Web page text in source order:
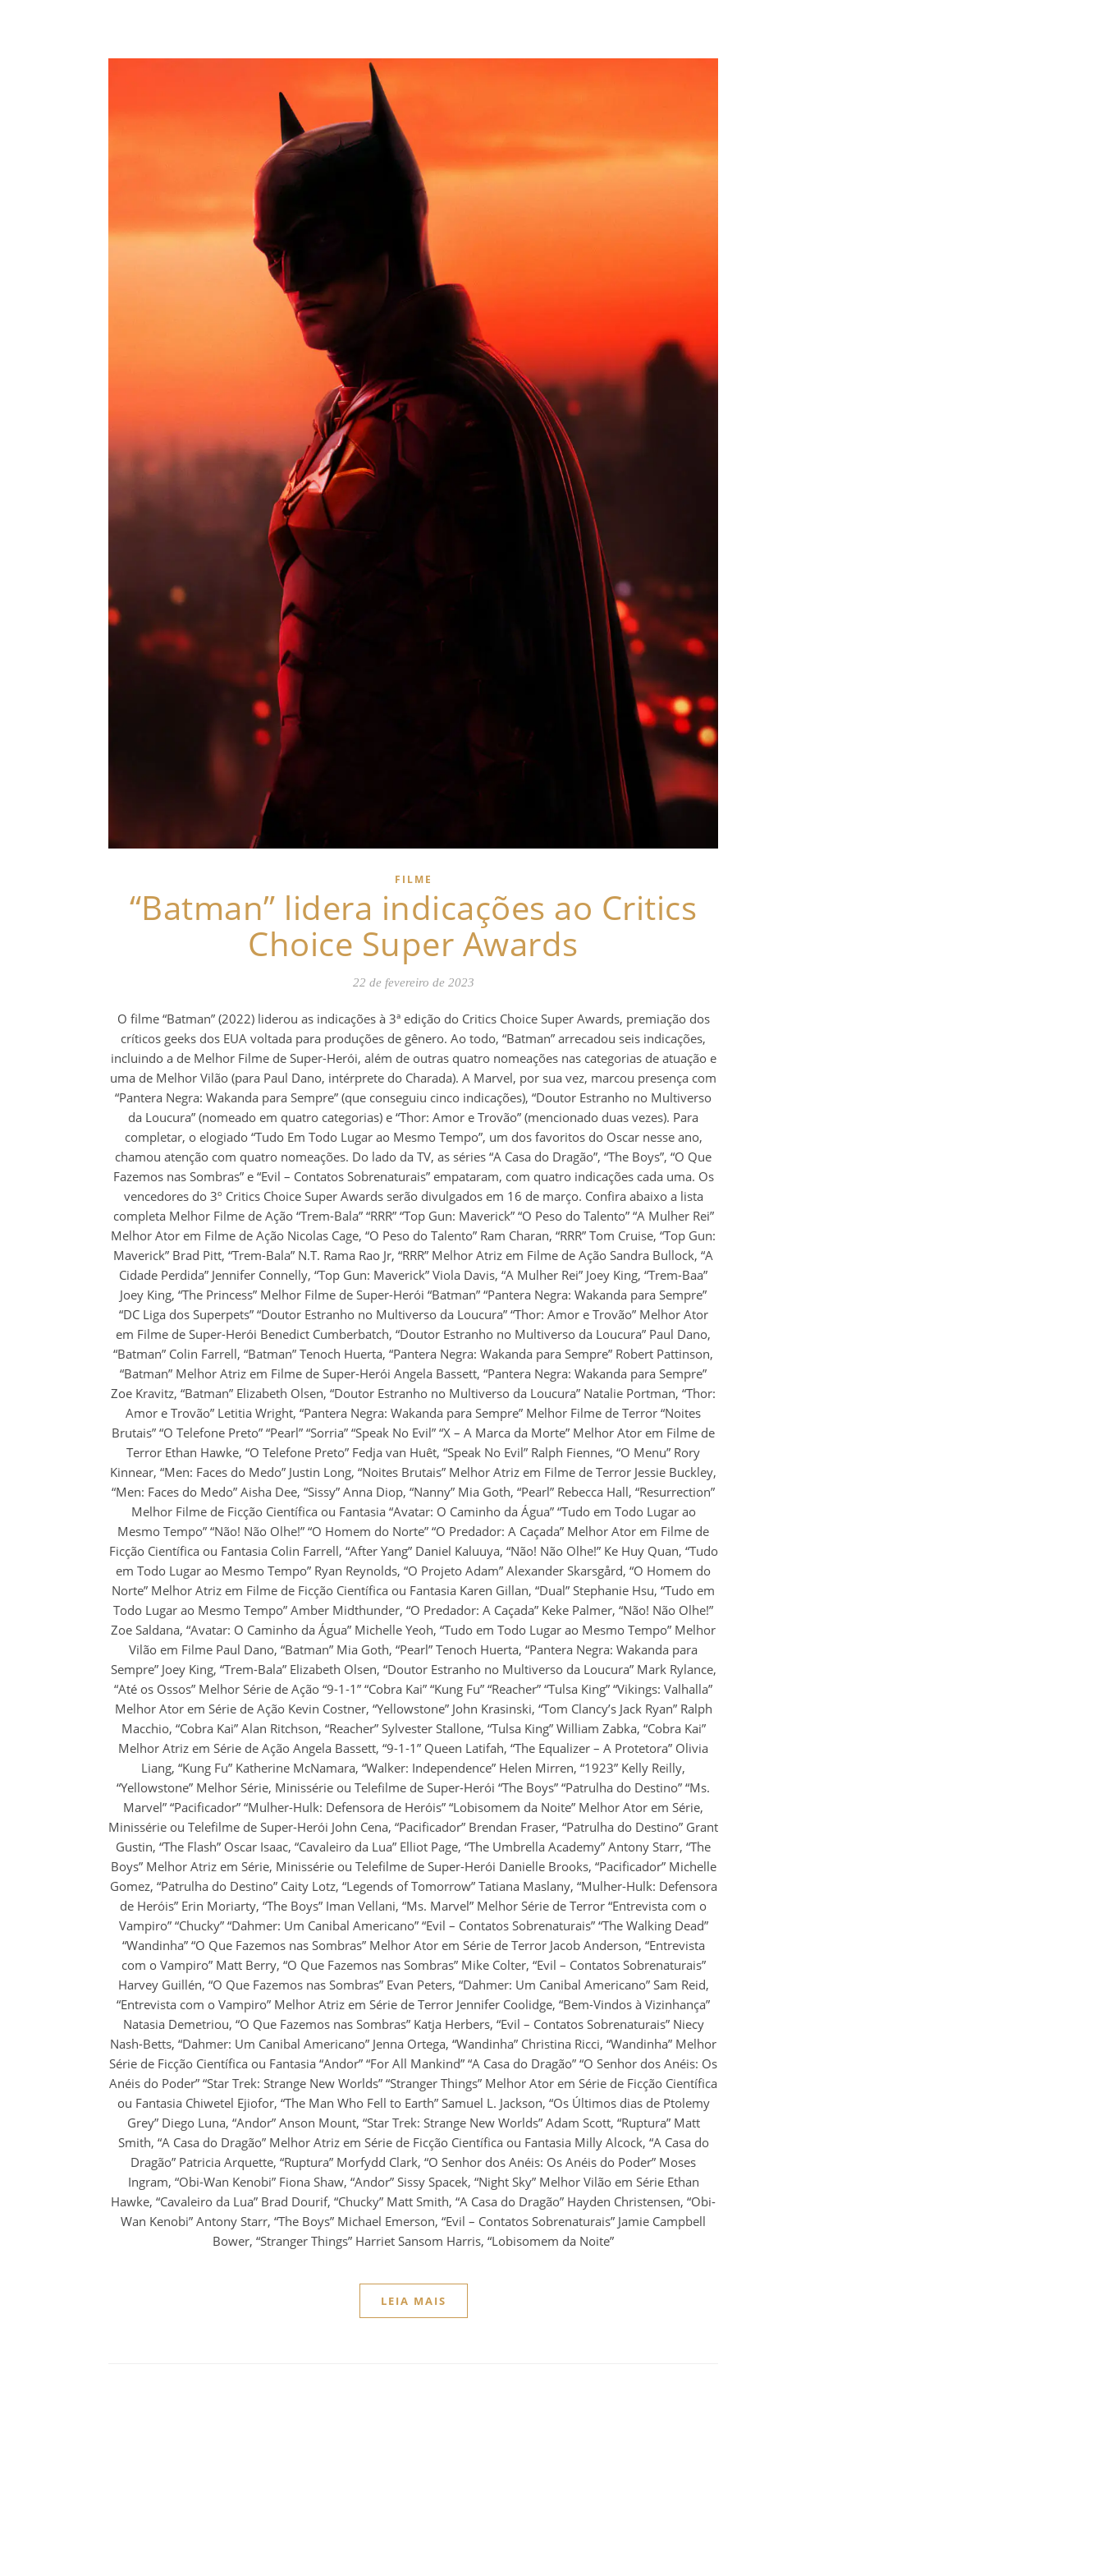
FILME
“Batman” lidera indicações ao Critics
Choice Super Awards
22 de fevereiro de 2023
O filme “Batman” (2022) liderou as indicações à 3ª edição do Critics Choice Super Awards, premiação dos
críticos geeks dos EUA voltada para produções de gênero. Ao todo, “Batman” arrecadou seis indicações,
incluindo a de Melhor Filme de Super-Herói, além de outras quatro nomeações nas categorias de atuação e
uma de Melhor Vilão (para Paul Dano, intérprete do Charada). A Marvel, por sua vez, marcou presença com
“Pantera Negra: Wakanda para Sempre” (que conseguiu cinco indicações), “Doutor Estranho no Multiverso
da Loucura” (nomeado em quatro categorias) e “Thor: Amor e Trovão” (mencionado duas vezes). Para
completar, o elogiado “Tudo Em Todo Lugar ao Mesmo Tempo”, um dos favoritos do Oscar nesse ano,
chamou atenção com quatro nomeações. Do lado da TV, as séries “A Casa do Dragão”, “The Boys”, “O Que
Fazemos nas Sombras” e “Evil – Contatos Sobrenaturais” empataram, com quatro indicações cada uma. Os
vencedores do 3º Critics Choice Super Awards serão divulgados em 16 de março. Confira abaixo a lista
completa Melhor Filme de Ação “Trem-Bala” “RRR” “Top Gun: Maverick” “O Peso do Talento” “A Mulher Rei”
Melhor Ator em Filme de Ação Nicolas Cage, “O Peso do Talento” Ram Charan, “RRR” Tom Cruise, “Top Gun:
Maverick” Brad Pitt, “Trem-Bala” N.T. Rama Rao Jr, “RRR” Melhor Atriz em Filme de Ação Sandra Bullock, “A
Cidade Perdida” Jennifer Connelly, “Top Gun: Maverick” Viola Davis, “A Mulher Rei” Joey King, “Trem-Baa”
Joey King, “The Princess” Melhor Filme de Super-Herói “Batman” “Pantera Negra: Wakanda para Sempre”
“DC Liga dos Superpets” “Doutor Estranho no Multiverso da Loucura” “Thor: Amor e Trovão” Melhor Ator
em Filme de Super-Herói Benedict Cumberbatch, “Doutor Estranho no Multiverso da Loucura” Paul Dano,
“Batman” Colin Farrell, “Batman” Tenoch Huerta, “Pantera Negra: Wakanda para Sempre” Robert Pattinson,
“Batman” Melhor Atriz em Filme de Super-Herói Angela Bassett, “Pantera Negra: Wakanda para Sempre”
Zoe Kravitz, “Batman” Elizabeth Olsen, “Doutor Estranho no Multiverso da Loucura” Natalie Portman, “Thor:
Amor e Trovão” Letitia Wright, “Pantera Negra: Wakanda para Sempre” Melhor Filme de Terror “Noites
Brutais” “O Telefone Preto” “Pearl” “Sorria” “Speak No Evil” “X – A Marca da Morte” Melhor Ator em Filme de
Terror Ethan Hawke, “O Telefone Preto” Fedja van Huêt, “Speak No Evil” Ralph Fiennes, “O Menu” Rory
Kinnear, “Men: Faces do Medo” Justin Long, “Noites Brutais” Melhor Atriz em Filme de Terror Jessie Buckley,
“Men: Faces do Medo” Aisha Dee, “Sissy” Anna Diop, “Nanny” Mia Goth, “Pearl” Rebecca Hall, “Resurrection”
Melhor Filme de Ficção Científica ou Fantasia “Avatar: O Caminho da Água” “Tudo em Todo Lugar ao
Mesmo Tempo” “Não! Não Olhe!” “O Homem do Norte” “O Predador: A Caçada” Melhor Ator em Filme de
Ficção Científica ou Fantasia Colin Farrell, “After Yang” Daniel Kaluuya, “Não! Não Olhe!” Ke Huy Quan, “Tudo
em Todo Lugar ao Mesmo Tempo” Ryan Reynolds, “O Projeto Adam” Alexander Skarsgård, “O Homem do
Norte” Melhor Atriz em Filme de Ficção Científica ou Fantasia Karen Gillan, “Dual” Stephanie Hsu, “Tudo em
Todo Lugar ao Mesmo Tempo” Amber Midthunder, “O Predador: A Caçada” Keke Palmer, “Não! Não Olhe!”
Zoe Saldana, “Avatar: O Caminho da Água” Michelle Yeoh, “Tudo em Todo Lugar ao Mesmo Tempo” Melhor
Vilão em Filme Paul Dano, “Batman” Mia Goth, “Pearl” Tenoch Huerta, “Pantera Negra: Wakanda para
Sempre” Joey King, “Trem-Bala” Elizabeth Olsen, “Doutor Estranho no Multiverso da Loucura” Mark Rylance,
“Até os Ossos” Melhor Série de Ação “9-1-1” “Cobra Kai” “Kung Fu” “Reacher” “Tulsa King” “Vikings: Valhalla”
Melhor Ator em Série de Ação Kevin Costner, “Yellowstone” John Krasinski, “Tom Clancy’s Jack Ryan” Ralph
Macchio, “Cobra Kai” Alan Ritchson, “Reacher” Sylvester Stallone, “Tulsa King” William Zabka, “Cobra Kai”
Melhor Atriz em Série de Ação Angela Bassett, “9-1-1” Queen Latifah, “The Equalizer – A Protetora” Olivia
Liang, “Kung Fu” Katherine McNamara, “Walker: Independence” Helen Mirren, “1923” Kelly Reilly,
“Yellowstone” Melhor Série, Minissérie ou Telefilme de Super-Herói “The Boys” “Patrulha do Destino” “Ms.
Marvel” “Pacificador” “Mulher-Hulk: Defensora de Heróis” “Lobisomem da Noite” Melhor Ator em Série,
Minissérie ou Telefilme de Super-Herói John Cena, “Pacificador” Brendan Fraser, “Patrulha do Destino” Grant
Gustin, “The Flash” Oscar Isaac, “Cavaleiro da Lua” Elliot Page, “The Umbrella Academy” Antony Starr, “The
Boys” Melhor Atriz em Série, Minissérie ou Telefilme de Super-Herói Danielle Brooks, “Pacificador” Michelle
Gomez, “Patrulha do Destino” Caity Lotz, “Legends of Tomorrow” Tatiana Maslany, “Mulher-Hulk: Defensora
de Heróis” Erin Moriarty, “The Boys” Iman Vellani, “Ms. Marvel” Melhor Série de Terror “Entrevista com o
Vampiro” “Chucky” “Dahmer: Um Canibal Americano” “Evil – Contatos Sobrenaturais” “The Walking Dead”
“Wandinha” “O Que Fazemos nas Sombras” Melhor Ator em Série de Terror Jacob Anderson, “Entrevista
com o Vampiro” Matt Berry, “O Que Fazemos nas Sombras” Mike Colter, “Evil – Contatos Sobrenaturais”
Harvey Guillén, “O Que Fazemos nas Sombras” Evan Peters, “Dahmer: Um Canibal Americano” Sam Reid,
“Entrevista com o Vampiro” Melhor Atriz em Série de Terror Jennifer Coolidge, “Bem-Vindos à Vizinhança”
Natasia Demetriou, “O Que Fazemos nas Sombras” Katja Herbers, “Evil – Contatos Sobrenaturais” Niecy
Nash-Betts, “Dahmer: Um Canibal Americano” Jenna Ortega, “Wandinha” Christina Ricci, “Wandinha” Melhor
Série de Ficção Científica ou Fantasia “Andor” “For All Mankind” “A Casa do Dragão” “O Senhor dos Anéis: Os
Anéis do Poder” “Star Trek: Strange New Worlds” “Stranger Things” Melhor Ator em Série de Ficção Científica
ou Fantasia Chiwetel Ejiofor, “The Man Who Fell to Earth” Samuel L. Jackson, “Os Últimos dias de Ptolemy
Grey” Diego Luna, “Andor” Anson Mount, “Star Trek: Strange New Worlds” Adam Scott, “Ruptura” Matt
Smith, “A Casa do Dragão” Melhor Atriz em Série de Ficção Científica ou Fantasia Milly Alcock, “A Casa do
Dragão” Patricia Arquette, “Ruptura” Morfydd Clark, “O Senhor dos Anéis: Os Anéis do Poder” Moses
Ingram, “Obi-Wan Kenobi” Fiona Shaw, “Andor” Sissy Spacek, “Night Sky” Melhor Vilão em Série Ethan
Hawke, “Cavaleiro da Lua” Brad Dourif, “Chucky” Matt Smith, “A Casa do Dragão” Hayden Christensen, “Obi-
Wan Kenobi” Antony Starr, “The Boys” Michael Emerson, “Evil – Contatos Sobrenaturais” Jamie Campbell
Bower, “Stranger Things” Harriet Sansom Harris, “Lobisomem da Noite”
LEIA MAIS